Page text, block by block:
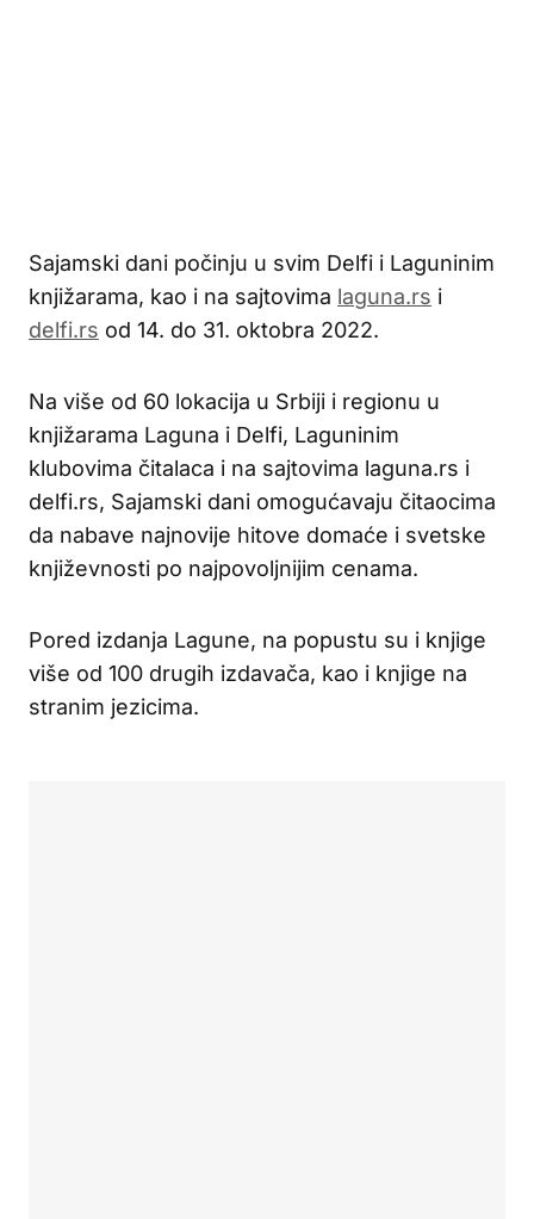
Sajamski dani počinju u svim Delfi i Laguninim
knjižarama, kao i na sajtovima laguna.rs i
delfi.rs od 14. do 31. oktobra 2022.
Na više od 60 lokacija u Srbiji i regionu u
knjižarama Laguna i Delfi, Laguninim
klubovima čitalaca i na sajtovima laguna.rs i
delfi.rs, Sajamski dani omogućavaju čitaocima
da nabave najnovije hitove domaće i svetske
književnosti po najpovoljnijim cenama.
Pored izdanja Lagune, na popustu su i knjige
više od 100 drugih izdavača, kao i knjige na
stranim jezicima.